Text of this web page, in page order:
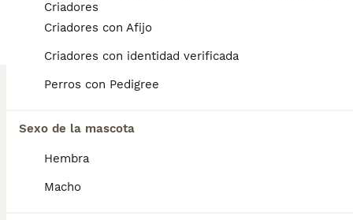
Criadores
Criadores con Afijo
Criadores con identidad verificada
Perros con Pedigree
Sexo de la mascota
Hembra
Macho
CHIHUAHUA TOY
Chihuahua
Edad SexoPrecio
Identidad Verificada